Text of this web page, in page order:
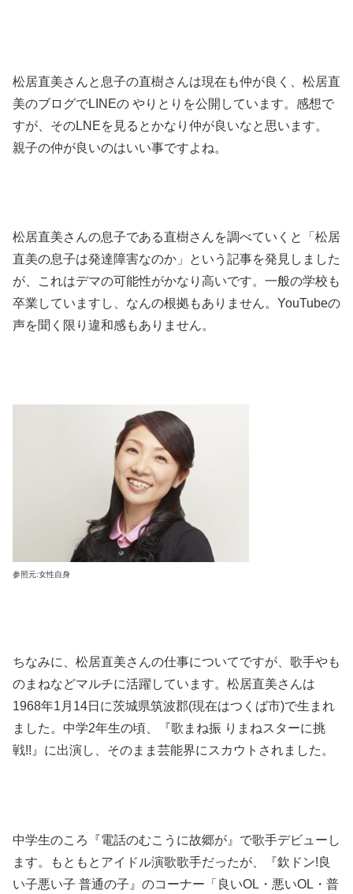
松居直美さんと息子の直樹さんは現在も仲が良く、松居直
美のブログでLINEの やりとりを公開しています。感想で
すが、 そのLNEを見るとかなり仲が良いなと思います。
親子の仲が良いのはいい事ですよね。
松居直美さんの息子である直樹さんを調べていくと「松居
直美の息子は発達障害なのか」という記事を発見しました
が、
これはデマの可能性がかなり高いです。 一般の学校も
卒業していますし、なんの根拠もありません。YouTubeの
声を聞く限り違和感もありません。
参照元:女性自身
ちなみに、松居直美さんの仕事についてですが、歌手やも
のまねなどマルチに活躍しています。松居直美さんは
1968年1月14日に茨城県筑波郡(現在はつくば市)で生まれ
ました。 中学2年生の頃、『歌まね振 りまねスターに挑
戦!!』に出演し、そのまま芸能界にスカウトされました。
中学生のころ『電話のむこうに故郷が』で歌手デビューし
ます。もともとアイドル演歌歌手だったが、『欽ドン!良
い子悪い子 普通の子』のコーナー「良いOL・悪いOL・普